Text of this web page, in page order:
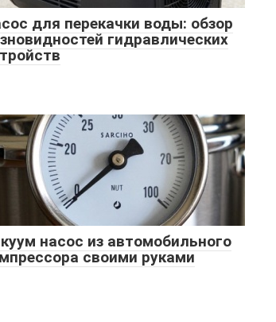
для перекачки воды: обзор
гидравлических
насос из автомобильного
своими руками